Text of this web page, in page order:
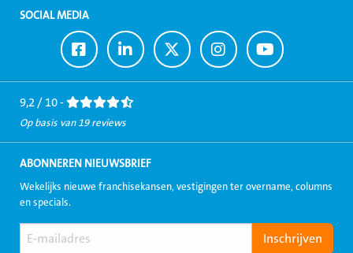
SOCIAL MEDIA
Ga
naar
Facebook
Ga
naar
LinkedIn
Ga
naar
Twitter
Ga
naar
Instagram
Ga
naar
Youtube
9,2 / 10 -
Op basis van 19 reviews
ABONNEREN NIEUWSBRIEF
Wekelijks nieuwe franchisekansen, vestigingen ter overname, columns
en specials.